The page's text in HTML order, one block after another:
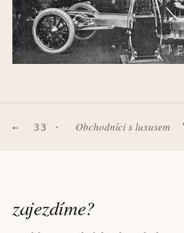
← 33 · Obchodníci s luxusem
zajezdíme?